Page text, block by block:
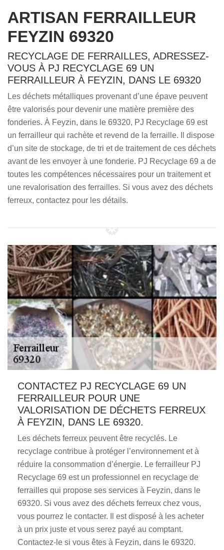
ARTISAN FERRAILLEUR
FEYZIN 69320
RECYCLAGE DE FERRAILLES, ADRESSEZ-
VOUS À PJ RECYCLAGE 69 UN
FERRAILLEUR À FEYZIN, DANS LE 69320
Les déchets métalliques provenant d’une épave peuvent
être valorisés pour devenir une matière première des
fonderies. À Feyzin, dans le 69320, PJ Recyclage 69 est
un ferrailleur qui rachète et revend de la ferraille. Il dispose
d’un site de stockage, de tri et de traitement de ces déchets
avant de les envoyer à une fonderie. PJ Recyclage 69 a de
toutes les compétences nécessaires pour un traitement et
une revalorisation des ferrailles. Si vous avez des déchets
ferreux, contactez pour les détails.
CONTACTEZ PJ RECYCLAGE 69 UN
FERRAILLEUR POUR UNE
VALORISATION DE DÉCHETS FERREUX
À FEYZIN, DANS LE 69320.
Les déchets ferreux peuvent être recyclés. Le
recyclage contribue à protéger l’environnement et à
réduire la consommation d’énergie. Le ferrailleur PJ
Recyclage 69 est un professionnel en recyclage de
ferrailles qui propose ses services à Feyzin, dans le
69320. Si vous avez des déchets ferreux chez vous,
vous pourrez le contacter. Il est disposé à les acheter
à un prix juste et vous serez payé au comptant.
Contactez-le si vous êtes à Feyzin, dans le 69320.